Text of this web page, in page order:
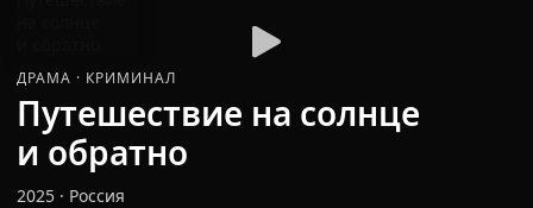
ДРАМА · КРИМИНАЛ
Путешествие на солнце
и обратно
2025 · Россия